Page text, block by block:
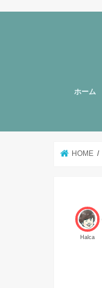
ホーム
HOME
Halca